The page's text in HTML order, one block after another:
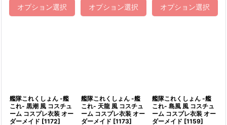
オプション選択 オプション選択 オプション選択
艦隊これくしょん -艦
これ- 黒潮 風 コスチュ
ーム コスプレ衣装 オー
ダーメイド [1172]
艦隊これくしょん -艦
これ- 天龍 風 コスチュ
ーム コスプレ衣装 オー
ダーメイド [1173]
艦隊これくしょん -艦
これ- 島風 風 コスチュ
ーム コスプレ衣装 オー
ダーメイド [1159]